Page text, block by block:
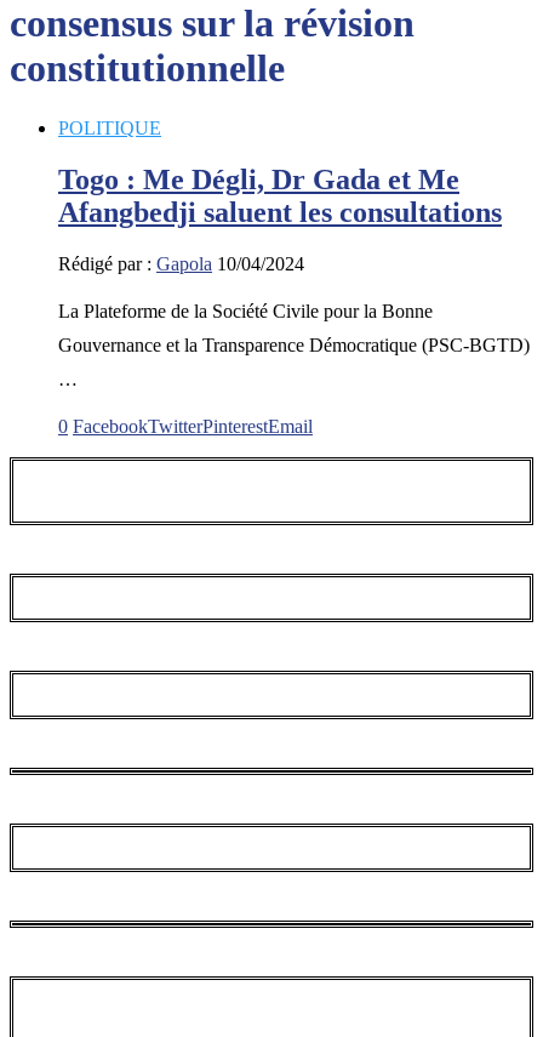
consensus sur la révision
constitutionnelle
POLITIQUE
Togo : Me Dégli, Dr Gada et Me
Afangbedji saluent les consultations
Rédigé par : Gapola 10/04/2024
La Plateforme de la Société Civile pour la Bonne
Gouvernance et la Transparence Démocratique (PSC-BGTD)
…
0 FacebookTwitterPinterestEmail